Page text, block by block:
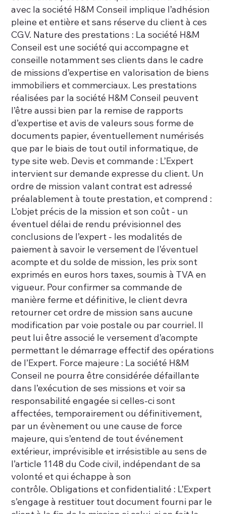
avec la société H&M Conseil implique l’adhésion
pleine et entière et sans réserve du client à ces
CGV. Nature des prestations : La société H&M
Conseil est une société qui accompagne et
conseille notamment ses clients dans le cadre
de missions d’expertise en valorisation de biens
immobiliers et commerciaux. Les prestations
réalisées par la société H&M Conseil peuvent
l’être aussi bien par la remise de rapports
d’expertise et avis de valeurs sous forme de
documents papier, éventuellement numérisés
que par le biais de tout outil informatique, de
type site web. Devis et commande : L’Expert
intervient sur demande expresse du client. Un
ordre de mission valant contrat est adressé
préalablement à toute prestation, et comprend :
L’objet précis de la mission et son coût - un
éventuel délai de rendu prévisionnel des
conclusions de l’expert - les modalités de
paiement à savoir le versement de l’éventuel
acompte et du solde de mission, les prix sont
exprimés en euros hors taxes, soumis à TVA en
vigueur. Pour confirmer sa commande de
manière ferme et définitive, le client devra
retourner cet ordre de mission sans aucune
modification par voie postale ou par courriel. Il
peut lui être associé le versement d’acompte
permettant le démarrage effectif des opérations
de l’Expert. Force majeure : La société H&M
Conseil ne pourra être considérée défaillante
dans l’exécution de ses missions et voir sa
responsabilité engagée si celles-ci sont
affectées, temporairement ou définitivement,
par un évènement ou une cause de force
majeure, qui s’entend de tout événement
extérieur, imprévisible et irrésistible au sens de
l’article 1148 du Code civil, indépendant de sa
volonté et qui échappe à son
contrôle. Obligations et confidentialité : L’Expert
s’engage à restituer tout document fourni par le